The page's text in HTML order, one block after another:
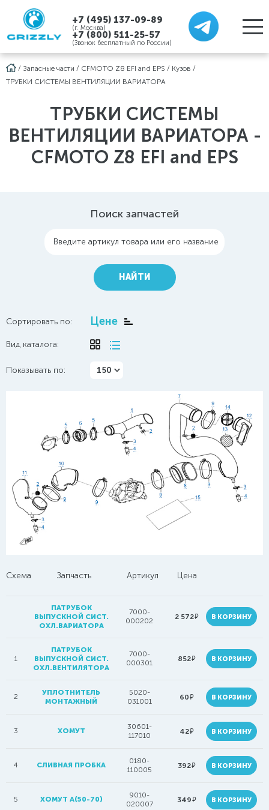
+7 (495) 137-09-89
(г. Москва)
+7 (800) 511-25-57
(Звонок бесплатный по России)
/ Запасные части / CFMOTO Z8 EFI and EPS / Кузов /
ТРУБКИ СИСТЕМЫ ВЕНТИЛЯЦИИ ВАРИАТОРА
ТРУБКИ СИСТЕМЫ
ВЕНТИЛЯЦИИ ВАРИАТОРА -
CFMOTO Z8 EFI and EPS
Поиск запчастей
Введите артикул товара или его название
НАЙТИ
Сортировать по: Цене
Вид каталога:
Показывать по: 150
Схема Запчасть Артикул Цена
ПАТРУБОК
ВЫПУСКНОЙ СИСТ.
ОХЛ.ВАРИАТОРА
7000-
000202
2 572руб. В КОРЗИНУ
1
ПАТРУБОК
ВЫПУСКНОЙ СИСТ.
ОХЛ.ВЕНТИЛЯТОРА
7000-
000301
852руб. В КОРЗИНУ
2
УПЛОТНИТЕЛЬ
МОНТАЖНЫЙ
5020-
031001
60руб. В КОРЗИНУ
3 ХОМУТ
30601-
117010
42руб. В КОРЗИНУ
4 СЛИВНАЯ ПРОБКА
0180-
110005
392руб. В КОРЗИНУ
5 ХОМУТ A(50-70)
9010-
020007
349руб. В КОРЗИНУ